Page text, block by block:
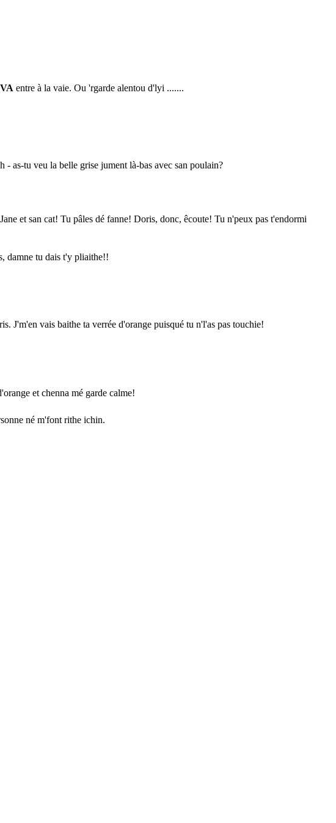
entre à la vaie. Ou 'rgarde alentou d'lyi .......
as-tu veu la belle grise jument là-bas avec san poulain?
et san cat! Tu pâles dé fanne! Doris, donc, êcoute! Tu n'peux pas t'endormi
damne tu dais t'y pliaithe!!
J'm'en vais baithe ta verrée d'orange puisqué tu n'l'as pas touchie!
et chenna mé garde calme!
né m'font rithe ichin.